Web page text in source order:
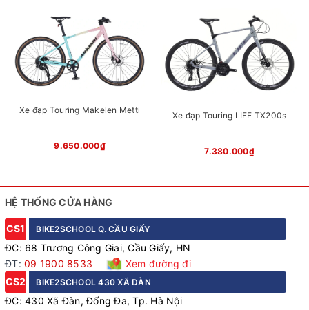
giúp bánh xe chịu được áp lực lớn và giảm thiểu tối đa hư
hỏng.
Xe đạp Touring Makelen Metti
9.650.000₫
Xe đạp Touring LIFE TX200s
7.380.000₫
HỆ THỐNG CỬA HÀNG
CS1 BIKE2SCHOOL Q. CẦU GIẤY
ĐC: 68 Trương Công Giai, Cầu Giấy, HN
ĐT: 09 1900 8533
Xem đường đi
CS2
BIKE2SCHOOL 430 XÃ ĐÀN
ĐC: 430 Xã Đàn, Đống Đa, Tp. Hà Nội